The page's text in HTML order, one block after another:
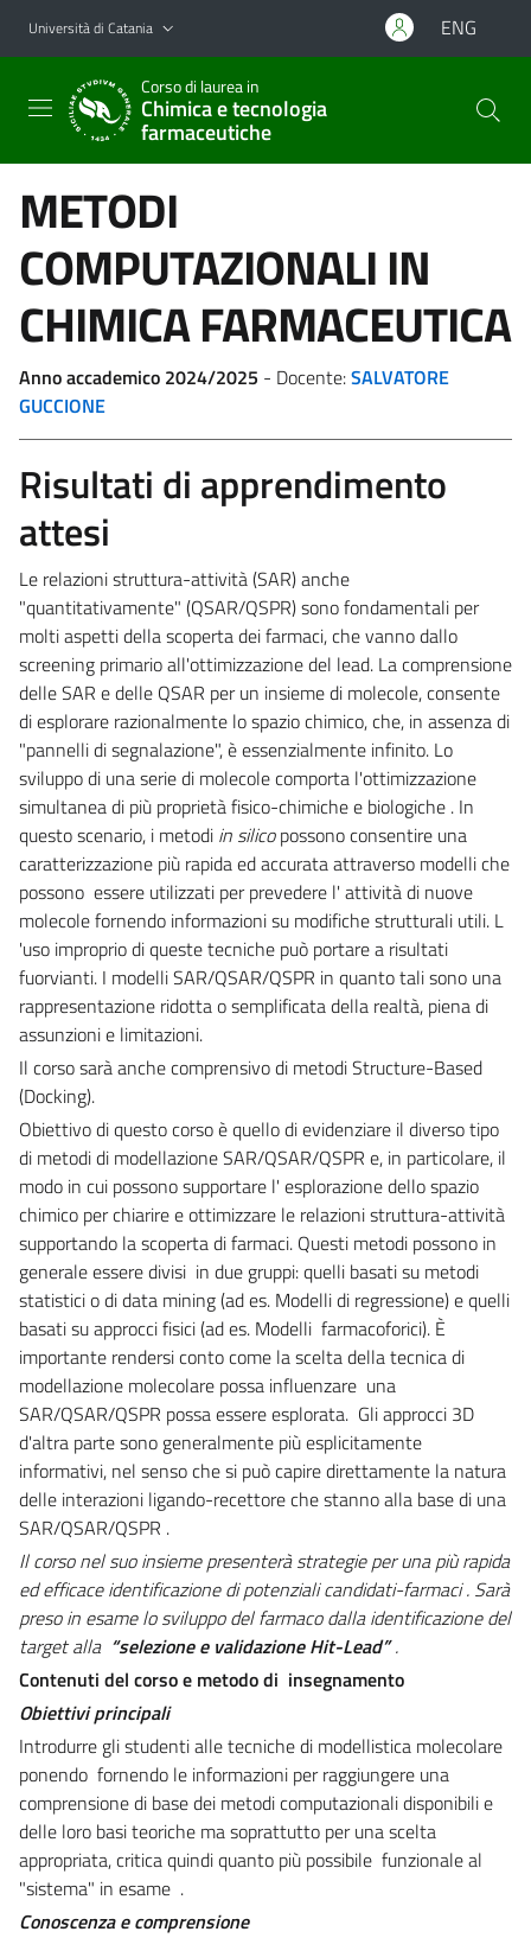
Vai al contenuto principale
Vai al menu di navigazione
Università di Catania ENG
Corso di laurea in
Chimica e tecnologia
farmaceutiche
METODI
COMPUTAZIONALI IN
CHIMICA FARMACEUTICA
Anno accademico 2024/2025 - Docente:SALVATORE
GUCCIONE
Risultati di apprendimento
attesi
Le relazioni struttura-attività (SAR) anche
"quantitativamente" (QSAR/QSPR) sono fondamentali per
molti aspetti della scoperta dei farmaci, che vanno dallo
screening primario all'ottimizzazione del lead. La comprensione
delle SAR e delle QSAR per un insieme di molecole, consente
di esplorare razionalmente lo spazio chimico, che, in assenza di
"pannelli di segnalazione", è essenzialmente infinito. Lo
sviluppo di una serie di molecole comporta l'ottimizzazione
simultanea di più proprietà fisico-chimiche e biologiche . In
questo scenario, i metodi in silicopossono consentire una
caratterizzazione più rapida ed accurata attraverso modelli che
possono essere utilizzati per prevedere l' attività di nuove
molecole fornendo informazioni su modifiche strutturali utili. L
'uso improprio di queste tecniche può portare a risultati
fuorvianti. I modelli SAR/QSAR/QSPR in quanto tali sono una
rappresentazione ridotta o semplificata della realtà, piena di
assunzioni e limitazioni.
Il corso sarà anche comprensivo di metodi Structure-Based
(Docking).
Obiettivo di questo corso è quello di evidenziare il diverso tipo
di metodi di modellazione SAR/QSAR/QSPR e, in particolare, il
modo in cui possono supportare l' esplorazione dello spazio
chimico per chiarire e ottimizzare le relazioni struttura-attività
supportando la scoperta di farmaci. Questi metodi possono in
generale essere divisi in due gruppi: quelli basati su metodi
statistici o di data mining (ad es. Modelli di regressione) e quelli
basati su approcci fisici (ad es. Modelli farmacoforici). È
importante rendersi conto come la scelta della tecnica di
modellazione molecolare possa influenzare una
SAR/QSAR/QSPR possa essere esplorata. Gli approcci 3D
d'altra parte sono generalmente più esplicitamente
informativi, nel senso che si può capire direttamente la natura
delle interazioni ligando-recettore che stanno alla base di una
SAR/QSAR/QSPR .
Il corso nel suo insieme presenterà strategie per una più rapida
ed efficace identificazione di potenziali candidati-farmaci . Sarà
preso in esame lo sviluppo del farmaco dalla identificazione del
target alla “selezione e validazione Hit-Lead”.
Contenuti del corso e metodo di insegnamento
Obiettivi principali
Introdurre gli studenti alle tecniche di modellistica molecolare
ponendo fornendo le informazioni per raggiungere una
comprensione di base dei metodi computazionali disponibili e
delle loro basi teoriche ma soprattutto per una scelta
appropriata, critica quindi quanto più possibile funzionale al
"sistema" in esame .
Conoscenza e comprensione